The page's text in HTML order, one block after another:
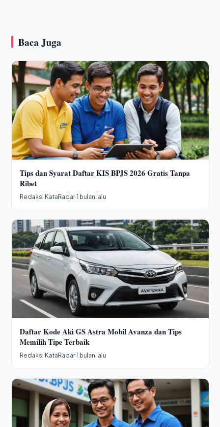
Baca Juga
Tips dan Syarat Daftar KIS BPJS 2026 Gratis Tanpa
Ribet
Redaksi KataRadar·1 bulan lalu
Daftar Kode Aki GS Astra Mobil Avanza dan Tips
Memilih Tipe Terbaik
Redaksi KataRadar·1 bulan lalu